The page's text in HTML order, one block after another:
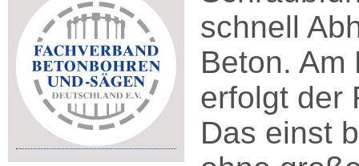
schnell
Beton. Am
erfolgt der
Das einst